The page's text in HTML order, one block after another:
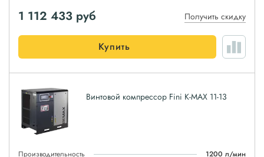
1 112 433 руб Получить скидку
Купить
Винтовой компрессор Fini K-MAX 11-13
Производительность
1200 л/мин